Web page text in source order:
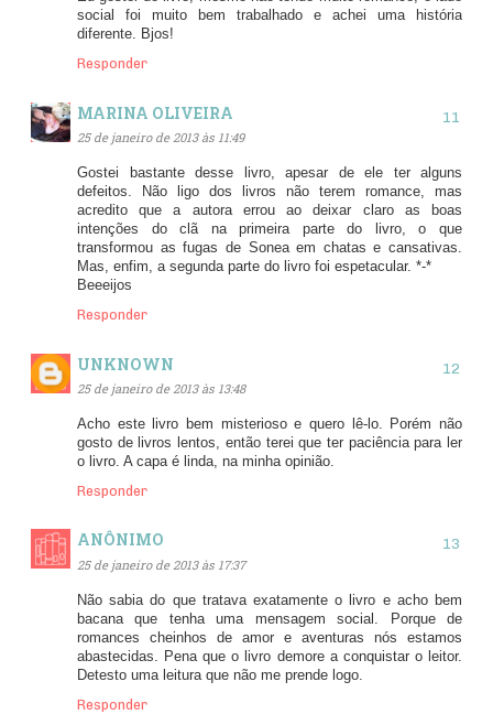
social foi muito bem trabalhado e achei uma história
diferente. Bjos!
Responder
MARINA OLIVEIRA
25 de janeiro de 2013 às 11:49
Gostei bastante desse livro, apesar de ele ter alguns
defeitos. Não ligo dos livros não terem romance, mas
acredito que a autora errou ao deixar claro as boas
intenções do clã na primeira parte do livro, o que
transformou as fugas de Sonea em chatas e cansativas.
Mas, enfim, a segunda parte do livro foi espetacular. *-*
Beeeijos
Responder
UNKNOWN
25 de janeiro de 2013 às 13:48
Acho este livro bem misterioso e quero lê-lo. Porém não
gosto de livros lentos, então terei que ter paciência para ler
o livro. A capa é linda, na minha opinião.
Responder
ANÔNIMO
25 de janeiro de 2013 às 17:37
Não sabia do que tratava exatamente o livro e acho bem
bacana que tenha uma mensagem social. Porque de
romances cheinhos de amor e aventuras nós estamos
abastecidas. Pena que o livro demore a conquistar o leitor.
Detesto uma leitura que não me prende logo.
Responder